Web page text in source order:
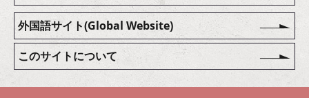
外国語サイト(Global Website)
このサイトについて